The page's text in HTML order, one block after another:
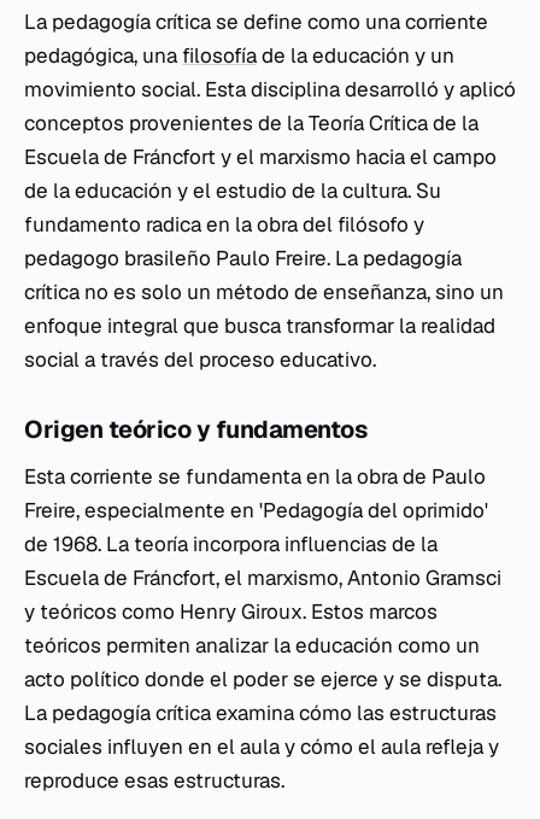
La pedagogía crítica se define como una corriente
pedagógica, una filosofíade la educación y un
movimiento social. Esta disciplina desarrolló y aplicó
conceptos provenientes de la Teoría Crítica de la
Escuela de Fráncfort y el marxismo hacia el campo
de la educación y el estudio de la cultura. Su
fundamento radica en la obra del filósofo y
pedagogo brasileño Paulo Freire. La pedagogía
crítica no es solo un método de enseñanza, sino un
enfoque integral que busca transformar la realidad
social a través del proceso educativo.
Origen teórico y fundamentos
Esta corriente se fundamenta en la obra de Paulo
Freire, especialmente en 'Pedagogía del oprimido'
de 1968. La teoría incorpora influencias de la
Escuela de Fráncfort, el marxismo, Antonio Gramsci
y teóricos como Henry Giroux. Estos marcos
teóricos permiten analizar la educación como un
acto político donde el poder se ejerce y se disputa.
La pedagogía crítica examina cómo las estructuras
sociales influyen en el aula y cómo el aula refleja y
reproduce esas estructuras.